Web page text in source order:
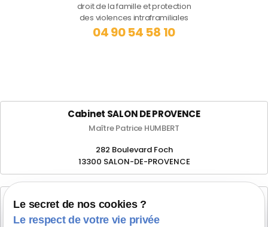
droit de la famille et protection
des violences intraframiliales
04 90 54 58 10
Cabinet SALON DE PROVENCE
Maître Patrice HUMBERT
282 Boulevard Foch
13300 SALON-DE-PROVENCE
Cabinet d'Aix-en-Provence
Maître Patrice HUMBERT
Le secret de nos cookies ?
Le respect de votre vie privée